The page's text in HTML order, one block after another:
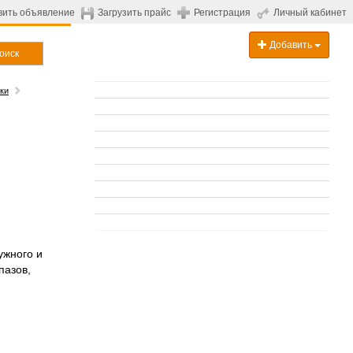
объявление Загрузить прайс Регистрация Личный кабинет
Добавить
и